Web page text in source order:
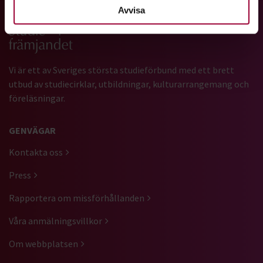
Avvisa
Gå till studiefrämjandets startsida
Vi är ett av Sveriges största studieförbund med ett brett
utbud av studiecirklar, utbildningar, kulturarrangemang och
föreläsningar.
GENVÄGAR
Kontakta oss
Press
Rapportera om missförhållanden
Våra anmälningsvillkor
Om webbplatsen